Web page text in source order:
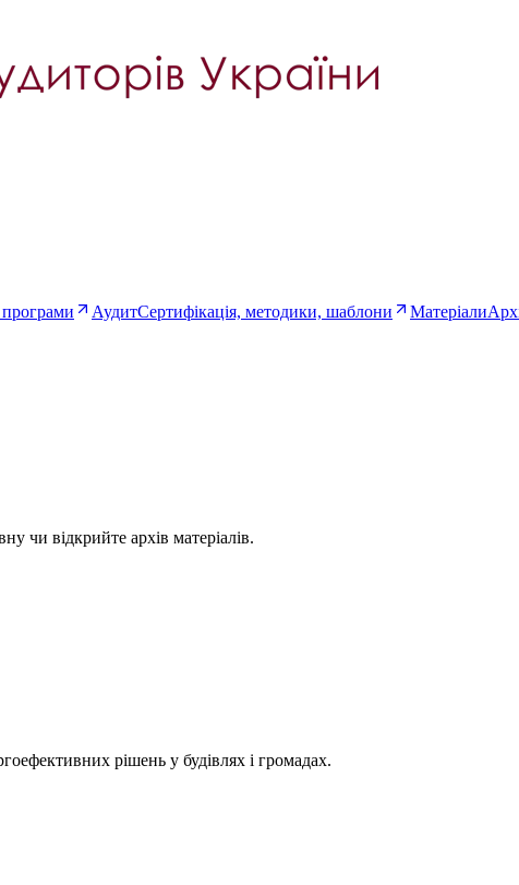
АудитСертифікація, методики, шаблони Матеріали
чи відкрийте архів матеріалів.
рішень у будівлях і громадах.